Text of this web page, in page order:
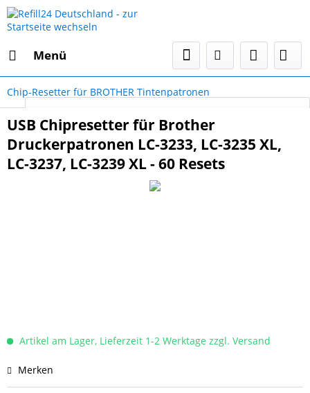
Menü
Chip-Resetter für BROTHER Tintenpatronen
USB Chipresetter für Brother
Druckerpatronen LC-3233, LC-3235 XL,
LC-3237, LC-3239 XL - 60 Resets
Artikel am Lager, Lieferzeit 1-2 Werktage zzgl. Versand
Merken